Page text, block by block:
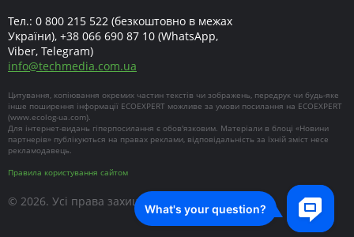
Тел.: 0 800 215 522 (безкоштовно в межах
України), +38 066 690 87 10 (WhatsApp,
Viber, Telegram)
info@techmedia.com.ua
Цитування, копіювання окремих частин текстів чи зображень, передрук чи будь-яке
інше поширення інформації ECOEXPERT можливе за умови посилання на ECOEXPERT
(www.ecolog-ua.com).
Для інтернет-видань гіперпосилання є обов'язковим. Матеріали в блоці «Новини
партнерів» публікуються на правах реклами, відповідальність за їхній зміст несе
рекламодавець.
Правила користування сайтом
© 2026. Усі права захищені